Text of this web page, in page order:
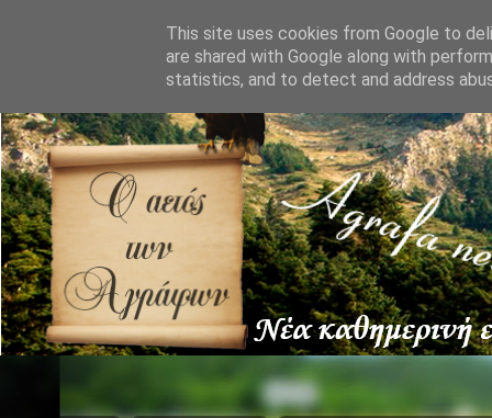
This site uses cookies from Google to
are shared with Google along with
statistics, and to detect and address